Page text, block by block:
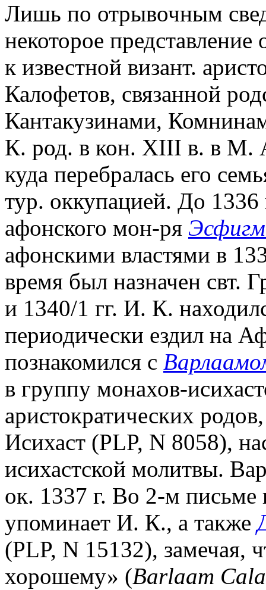
Лишь по отрывочным
некоторое
к известной визант.
Калофетов, связанной
Кантакузинами,
К. род. в кон. XIII в. в М.
куда перебралась его
тур. оккупацией. До
афонского мон-ря
афонскими властями в
время был назначен свт.
и 1340/1 гг. И. К.
периодически ездил на
познакомился с
в группу монахов-
аристократических
Исихаст (PLP, N 8058),
исихастской молитвы.
ок. 1337 г. Во 2-м
упоминает И. К., а также
(PLP, N 15132), замечая,
хорошему» (Barlaam